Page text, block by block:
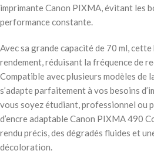
imprimante Canon PIXMA, évitant les
performance constante.
Avec sa grande capacité de 70 ml,
rendement, réduisant la fréquence de
Compatible avec plusieurs modèles de
s’adapte parfaitement à vos besoins
vous soyez étudiant, professionnel ou
d’encre adaptable Canon PIXMA 490
rendu précis, des dégradés fluides et
décoloration.